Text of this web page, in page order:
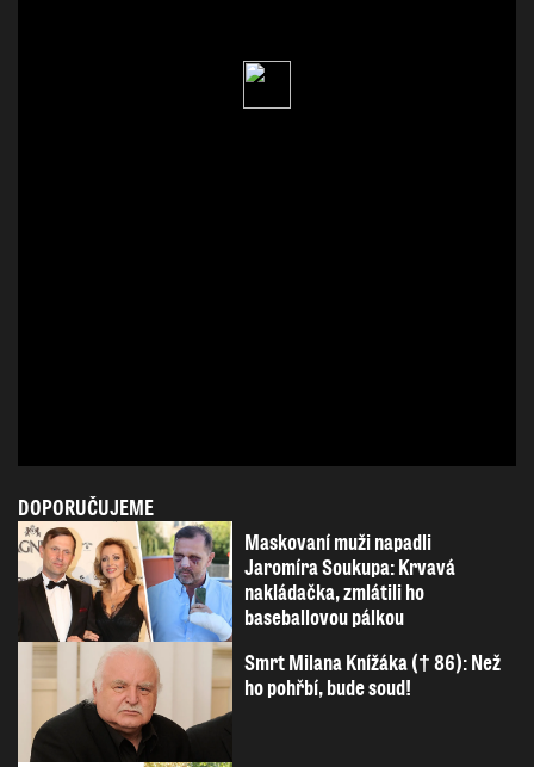
DOPORUČUJEME
Maskovaní muži napadli
Jaromíra Soukupa: Krvavá
nakládačka, zmlátili ho
baseballovou pálkou
Smrt Milana Knížáka († 86): Než
ho pohřbí, bude soud!